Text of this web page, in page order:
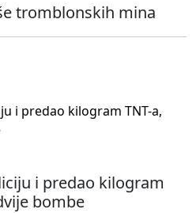
tromblonskih mina
i predao kilogram
bombe